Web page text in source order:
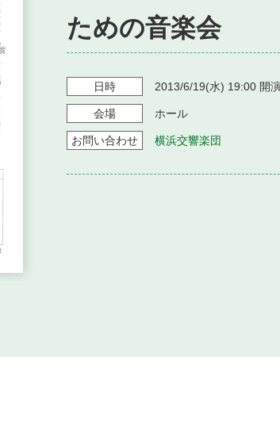
ための音楽会
日時 2013/6/19(水) 19:00 開
会場 ホール
お問い合わせ 横浜交響楽団